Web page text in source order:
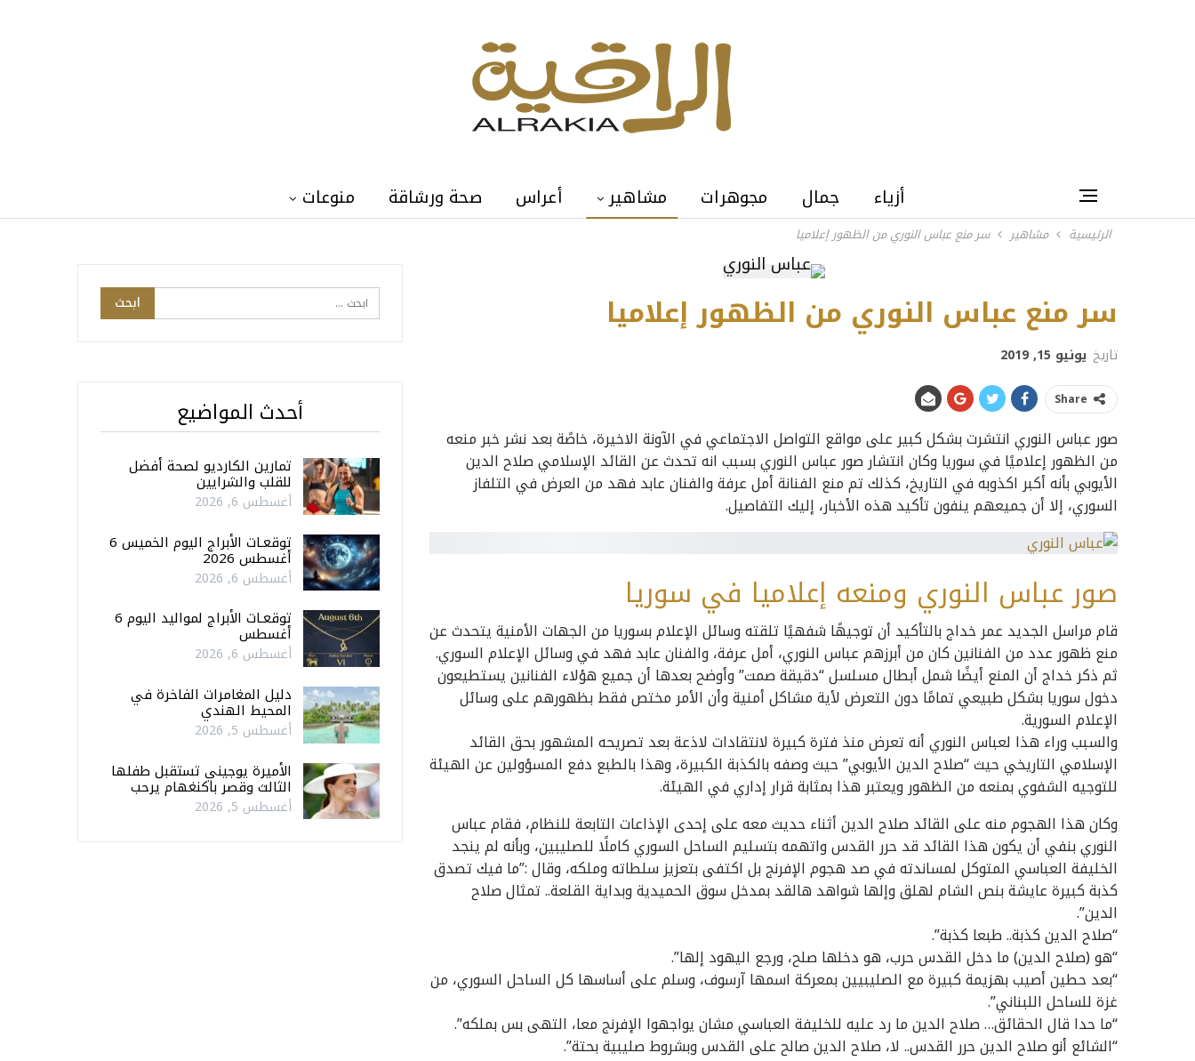
أزياء جمال مجوهرات مشاهير أعراس صحة ورشاقة منوعات
الرئيسية مشاهير سر منع عباس النوري من الظهور إعلاميا
سر منع عباس النوري من الظهور إعلاميا
تاريخ يونيو 15, 2019
Share
صور عباس النوري انتشرت بشكل كبير على مواقع التواصل الاجتماعي في الآونة الاخيرة، خاصًة بعد نشر خبر منعه
من الظهور إعلاميًا في سوريا وكان انتشار صور عباس النوري بسبب انه تحدث عن القائد الإسلامي صلاح الدين
الأيوبي بأنه أكبر اكذوبه في التاريخ، كذلك تم منع الفنانة أمل عرفة والفنان عابد فهد من العرض في التلفاز
السوري، إلا أن جميعهم ينفون تأكيد هذه الأخبار، إليك التفاصيل.
صور عباس النوري ومنعه إعلاميا في سوريا
قام مراسل الجديد عمر خداج بالتأكيد أن توجيهًا شفهيًا تلقته وسائل الإعلام بسوريا من الجهات الأمنية يتحدث عن
منع ظهور عدد من الفنانين كان من أبرزهم عباس النوري، أمل عرفة، والفنان عابد فهد في وسائل الإعلام السوري.
ثم ذكر خداج أن المنع أيضًا شمل أبطال مسلسل “دقيقة صمت” وأوضح بعدها أن جميع هؤلاء الفنانين يستطيعون
دخول سوريا بشكل طبيعي تمامًا دون التعرض لأية مشاكل أمنية وأن الأمر مختص فقط بظهورهم على وسائل
الإعلام السورية.
والسبب وراء هذا لعباس النوري أنه تعرض منذ فترة كبيرة لانتقادات لاذعة بعد تصريحه المشهور بحق القائد
الإسلامي التاريخي حيث “صلاح الدين الأيوبي” حيث وصفه بالكذبة الكبيرة، وهذا بالطبع دفع المسؤولين عن الهيئة
للتوجيه الشفوي بمنعه من الظهور ويعتبر هذا بمثابة قرار إداري في الهيئة.
وكان هذا الهجوم منه على القائد صلاح الدين أثناء حديث معه على إحدى الإذاعات التابعة للنظام، فقام عباس
النوري بنفي أن يكون هذا القائد قد حرر القدس واتهمه بتسليم الساحل السوري كاملًا للصليبين، وبأنه لم ينجد
الخليفة العباسي المتوكل لمساندته في صد هجوم الإفرنج بل اكتفى بتعزيز سلطاته وملكه، وقال :”ما فيك تصدق
كذبة كبيرة عايشة بنص الشام لهلق وإلها شواهد هالقد بمدخل سوق الحميدية وبداية القلعة.. تمثال صلاح
الدين”.
“صلاح الدين كذبة.. طبعا كذبة”.
“هو (صلاح الدين) ما دخل القدس حرب، هو دخلها صلح، ورجع اليهود إلها”.
“بعد حطين أصيب بهزيمة كبيرة مع الصليبيين بمعركة اسمها آرسوف، وسلم على أساسها كل الساحل السوري، من
غزة للساحل اللبناني”.
“ما حدا قال الحقائق… صلاح الدين ما رد عليه للخليفة العباسي مشان يواجهوا الإفرنج معا، التهى بس بملكه”.
“الشائع أنو صلاح الدين حرر القدس.. لا، صلاح الدين صالح على القدس وبشروط صليبية بحتة”.
أحدث المواضيع
تمارين الكارديو لصحة أفضل
للقلب والشرايين
أغسطس 6, 2026
توقعـات الأبراج اليوم الخميس 6
أغسطس 2026
أغسطس 6, 2026
توقعـات الأبراج لمواليد اليوم 6
أغسطس
أغسطس 6, 2026
دليل المغامرات الفاخرة في
المحيط الهندي
أغسطس 5, 2026
الأميرة يوجيني تستقبل طفلها
الثالث وقصر باكنغهام يرحب
أغسطس 5, 2026